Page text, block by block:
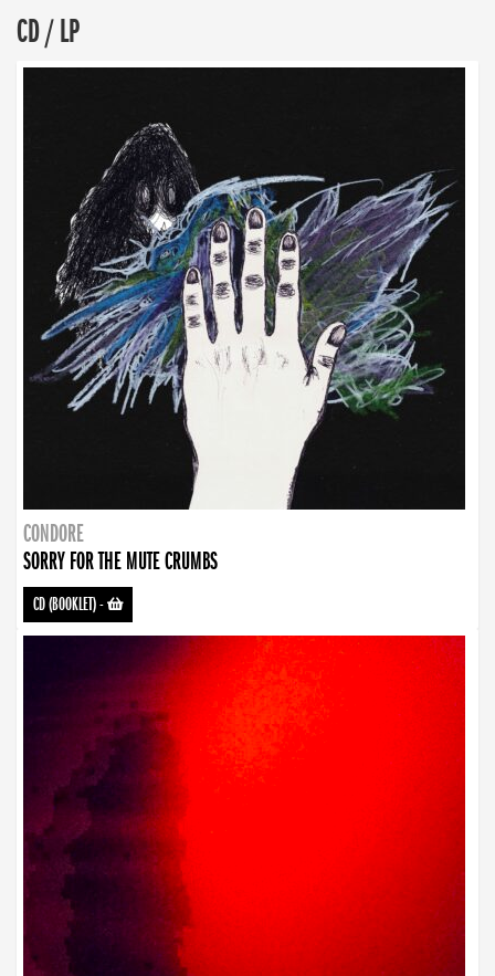
CD / LP
CONDORE
SORRY FOR THE MUTE CRUMBS
CD (BOOKLET)-